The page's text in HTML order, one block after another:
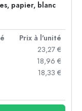
papier, blanc
Prix à l'unité
23,27 €
18,96 €
18,33 €